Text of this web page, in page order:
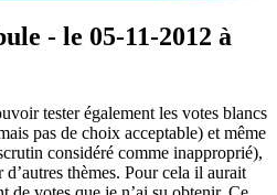
- le 05-11-2012 à
tester également les votes blancs
pas de choix acceptable) et même
considéré comme inapproprié),
d’autres thèmes. Pour cela il aurait